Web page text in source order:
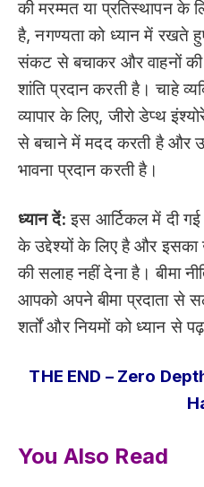
की मरम्मत या प्रतिस्थापन के
है, नगण्यता को ध्यान में रखते
संकट से बचाकर और वाहनों की
शांति प्रदान करती है। चाहे
व्यापार के लिए, जीरो डेप्थ
से बचाने में मदद करती है और
भावना प्रदान करती है।
ध्यान दें: इस आर्टिकल में दी गई
के उद्देश्यों के लिए है और इसका
की सलाह नहीं देना है। बीमा
आपको अपने बीमा प्रदाता से
शर्तों और नियमों को ध्यान से
THE END – Zero
You Also Read